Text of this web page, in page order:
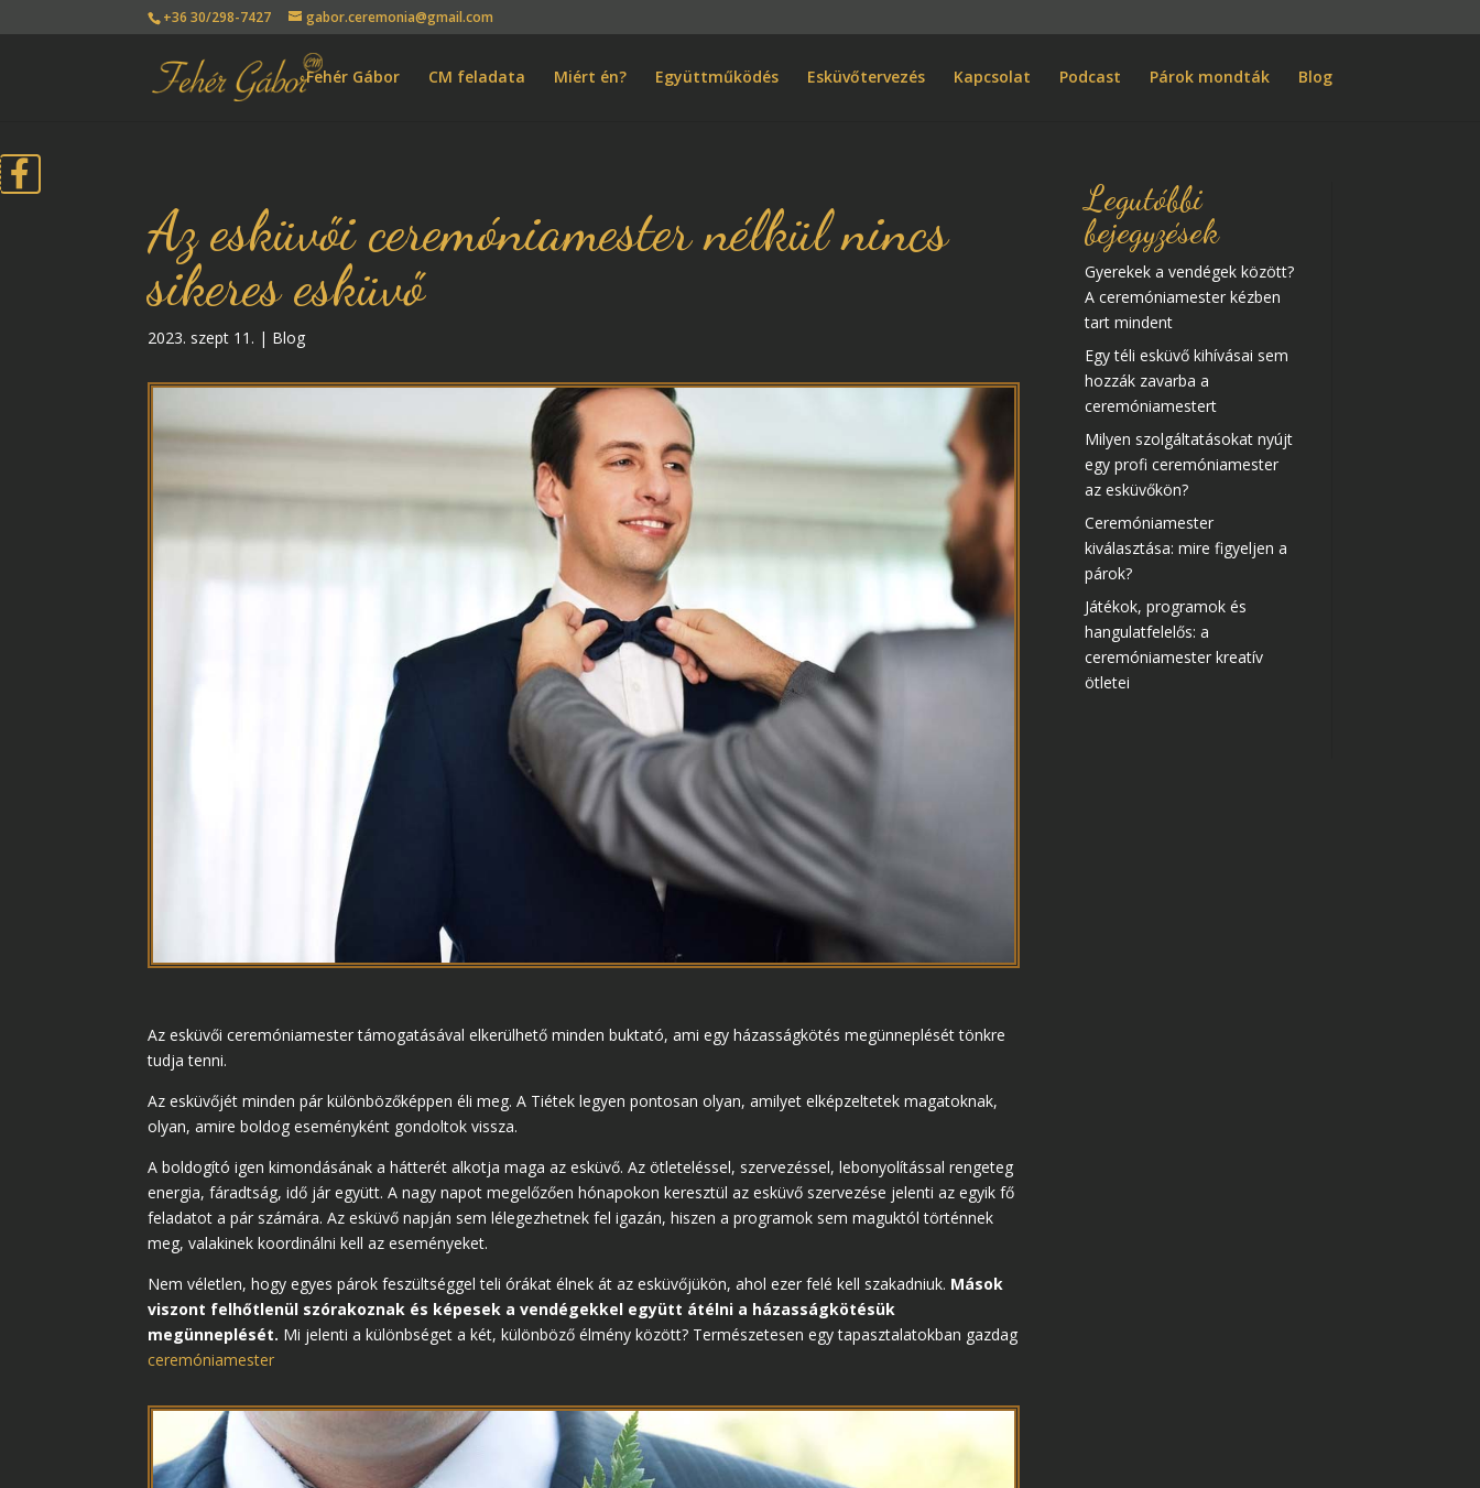
+36 30/298-7427 gabor.ceremonia@gmail.com
Fehér Gábor CM feladata Miért én? Együttműködés Esküvőtervezés Kapcsolat Podcast Párok mondták Blog
Az esküvői ceremóniamester nélkül nincs
sikeres esküvő
2023. szept 11. | Blog
Az esküvői ceremóniamester támogatásával elkerülhető minden buktató, ami egy házasságkötés megünneplését tönkre
tudja tenni.
Az esküvőjét minden pár különbözőképpen éli meg. A Tiétek legyen pontosan olyan, amilyet elképzeltetek magatoknak,
olyan, amire boldog eseményként gondoltok vissza.
A boldogító igen kimondásának a hátterét alkotja maga az esküvő. Az ötleteléssel, szervezéssel, lebonyolítással rengeteg
energia, fáradtság, idő jár együtt. A nagy napot megelőzően hónapokon keresztül az esküvő szervezése jelenti az egyik fő
feladatot a pár számára. Az esküvő napján sem lélegezhetnek fel igazán, hiszen a programok sem maguktól történnek
meg, valakinek koordinálni kell az eseményeket.
Nem véletlen, hogy egyes párok feszültséggel teli órákat élnek át az esküvőjükön, ahol ezer felé kell szakadniuk. Mások
viszont felhőtlenül szórakoznak és képesek a vendégekkel együtt átélni a házasságkötésük
megünneplését. Mi jelenti a különbséget a két, különböző élmény között? Természetesen egy tapasztalatokban gazdag
ceremóniamester
Legutóbbi
bejegyzések
Gyerekek a vendégek között?
A ceremóniamester kézben
tart mindent
Egy téli esküvő kihívásai sem
hozzák zavarba a
ceremóniamestert
Milyen szolgáltatásokat nyújt
egy profi ceremóniamester
az esküvőkön?
Ceremóniamester
kiválasztása: mire figyeljen a
párok?
Játékok, programok és
hangulatfelelős: a
ceremóniamester kreatív
ötletei